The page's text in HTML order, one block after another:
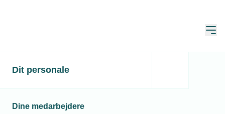
Dit personale
Dine medarbejdere
Fremtidens helte hædret